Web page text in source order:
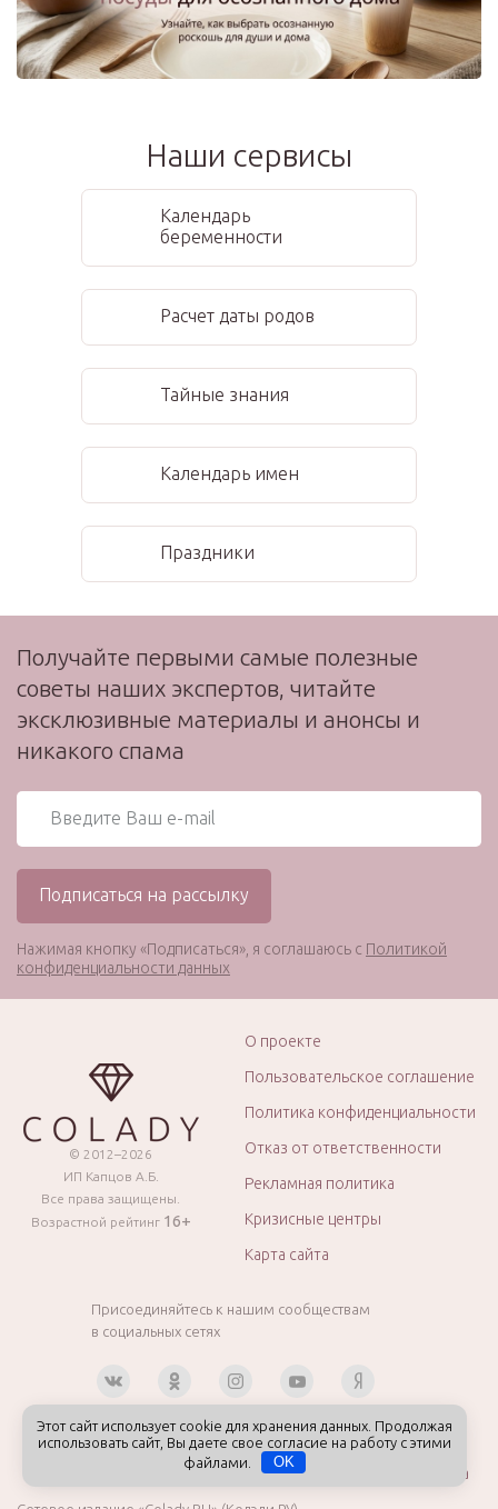
Наши сервисы
Календарь
беременности
Расчет даты родов
Тайные знания
Календарь имен
Праздники
Получайте первыми самые полезные
советы наших экспертов, читайте
эксклюзивные материалы и анонсы и
никакого спама
Нажимая кнопку «Подписаться», я соглашаюсь с Политикой
конфиденциальности данных
© 2012–2026
ИП Капцов А.Б.
Все права защищены.
Возрастной рейтинг 16+
О проекте
Пользовательское соглашение
Политика конфиденциальности
Отказ от ответственности
Рекламная политика
Кризисные центры
Карта сайта
Присоединяйтесь к нашим сообществам
в социальных сетях
Вакансии Авторы и эксперты Реклама
Этот сайт использует cookie для хранения данных. Продолжая
использовать сайт, Вы даете свое согласие на работу с этими
файлами.
OK